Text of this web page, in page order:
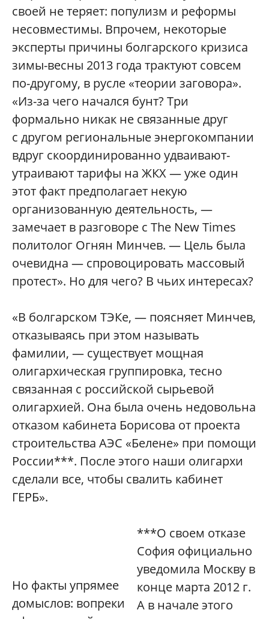
своей не теряет: популизм и реформы
несовместимы. Впрочем, некоторые
эксперты причины болгарского кризиса
зимы-весны 2013 года трактуют совсем
по-другому, в русле «теории заговора».
«Из-за чего начался бунт? Три
формально никак не связанные друг
с другом региональные энергокомпании
вдруг скоординированно удваивают-
утраивают тарифы на ЖКХ — уже один
этот факт предполагает некую
организованную деятельность, —
замечает в разговоре с The New Times
политолог Огнян Минчев. — Цель была
очевидна — спровоцировать массовый
протест». Но для чего? В чьих интересах?
«В болгарском ТЭКе, — поясняет Минчев,
отказываясь при этом называть
фамилии, — существует мощная
олигархическая группировка, тесно
связанная с российской сырьевой
олигархией. Она была очень недовольна
отказом кабинета Борисова от проекта
строительства АЭС «Белене» при помощи
России***. После этого наши олигархи
сделали все, чтобы свалить кабинет
ГЕРБ».
***О своем отказе
София официально
уведомила Москву в
конце марта 2012 г.
А в начале этого
Но факты упрямее
домыслов: вопреки